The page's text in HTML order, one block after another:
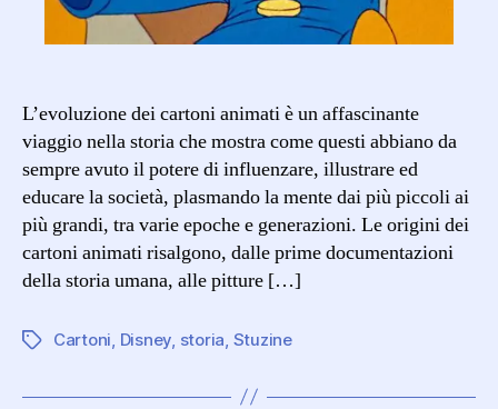
L’evoluzione dei cartoni animati è un affascinante
viaggio nella storia che mostra come questi abbiano da
sempre avuto il potere di influenzare, illustrare ed
educare la società, plasmando la mente dai più piccoli ai
più grandi, tra varie epoche e generazioni. Le origini dei
cartoni animati risalgono, dalle prime documentazioni
della storia umana, alle pitture […]
Tag Cartoni Disney storia Stuzine